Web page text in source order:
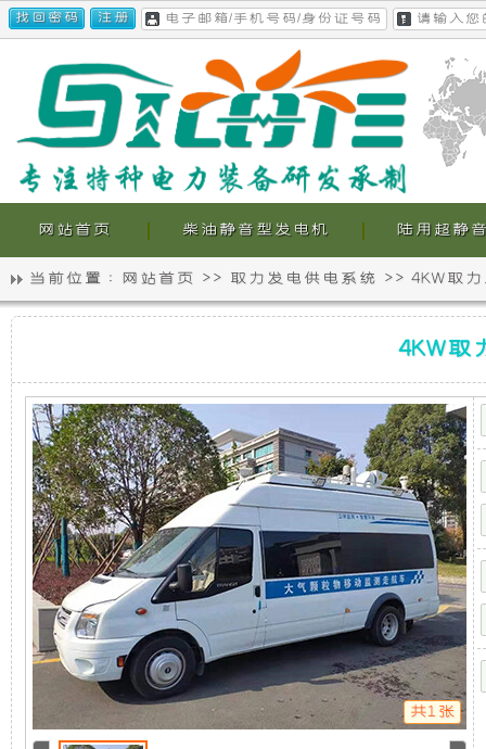
陆用超静
我
的
超
静
发
电
机
柴油静音型发电机
静
发
电
机
组，
是
相
网站首页
当前位置 : 网站首页 >> 取力发电供电系统 >> 4KW取
4KW
取
力
发
电
机
供
电
系
统
(全
顺
新
世
代
颗
粒
物
监
测
走
4KW取
共1张